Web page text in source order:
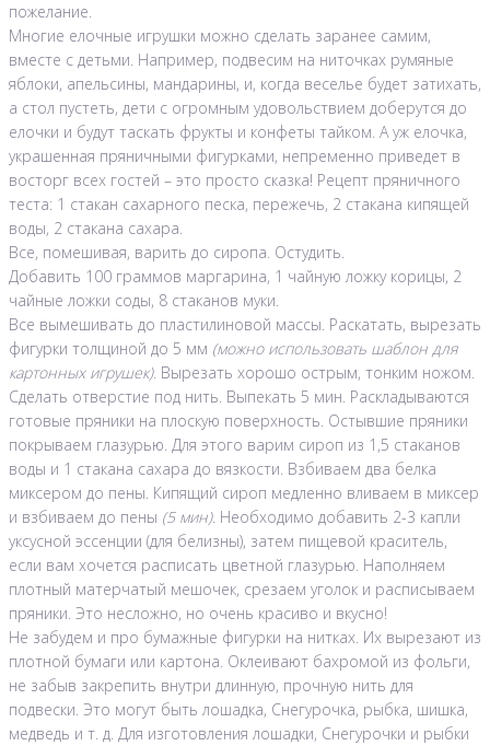
пожелание.
Многие елочные игрушки можно сделать заранее самим,
вместе с детьми. Например, подвесим на ниточках румяные
яблоки, апельсины, мандарины, и, когда веселье будет затихать,
а стол пустеть, дети с огромным удовольствием доберутся до
елочки и будут таскать фрукты и конфеты тайком. А уж елочка,
украшенная пряничными фигурками, непременно приведет в
восторг всех гостей – это просто сказка! Рецепт пряничного
теста: 1 стакан сахарного песка, пережечь, 2 стакана кипящей
воды, 2 стакана сахара.
Все, помешивая, варить до сиропа. Остудить.
Добавить 100 граммов маргарина, 1 чайную ложку корицы, 2
чайные ложки соды, 8 стаканов муки.
Все вымешивать до пластилиновой массы. Раскатать, вырезать
фигурки толщиной до 5 мм (можно использовать шаблон для
картонных игрушек). Вырезать хорошо острым, тонким ножом.
Сделать отверстие под нить. Выпекать 5 мин. Раскладываются
готовые пряники на плоскую поверхность. Остывшие пряники
покрываем глазурью. Для этого варим сироп из 1,5 стаканов
воды и 1 стакана сахара до вязкости. Взбиваем два белка
миксером до пены. Кипящий сироп медленно вливаем в миксер
и взбиваем до пены (5 мин). Необходимо добавить 2-3 капли
уксусной эссенции (для белизны), затем пищевой краситель,
если вам хочется расписать цветной глазурью. Наполняем
плотный матерчатый мешочек, срезаем уголок и расписываем
пряники. Это несложно, но очень красиво и вкусно!
Не забудем и про бумажные фигурки на нитках. Их вырезают из
плотной бумаги или картона. Оклеивают бахромой из фольги,
не забыв закрепить внутри длинную, прочную нить для
подвески. Это могут быть лошадка, Снегурочка, рыбка, шишка,
медведь и т. д. Для изготовления лошадки, Снегурочки и рыбки